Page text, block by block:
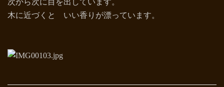
木に近づくと いい香りが漂っています。